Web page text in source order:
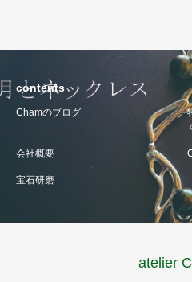
contents
Chamのブログ
会社概要
宝石研磨
atelier